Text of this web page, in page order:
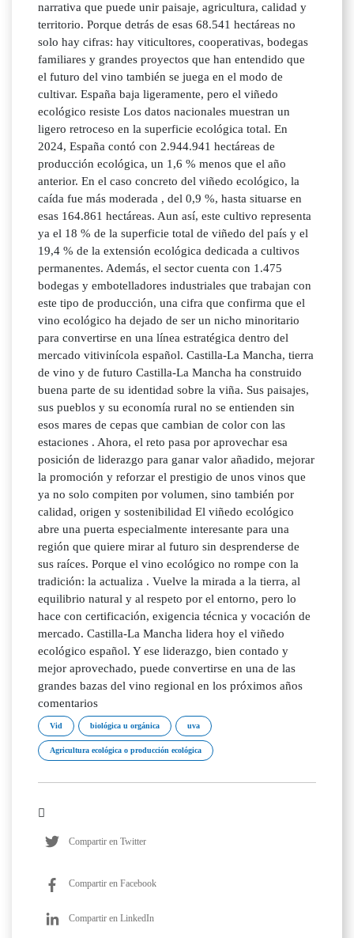
narrativa que puede unir paisaje, agricultura, calidad y
territorio. Porque detrás de esas 68.541 hectáreas no
solo hay cifras: hay viticultores, cooperativas, bodegas
familiares y grandes proyectos que han entendido que
el futuro del vino también se juega en el modo de
cultivar. España baja ligeramente, pero el viñedo
ecológico resiste Los datos nacionales muestran un
ligero retroceso en la superficie ecológica total. En
2024, España contó con 2.944.941 hectáreas de
producción ecológica, un 1,6 % menos que el año
anterior. En el caso concreto del viñedo ecológico, la
caída fue más moderada , del 0,9 %, hasta situarse en
esas 164.861 hectáreas. Aun así, este cultivo representa
ya el 18 % de la superficie total de viñedo del país y el
19,4 % de la extensión ecológica dedicada a cultivos
permanentes. Además, el sector cuenta con 1.475
bodegas y embotelladores industriales que trabajan con
este tipo de producción, una cifra que confirma que el
vino ecológico ha dejado de ser un nicho minoritario
para convertirse en una línea estratégica dentro del
mercado vitivinícola español. Castilla-La Mancha, tierra
de vino y de futuro Castilla-La Mancha ha construido
buena parte de su identidad sobre la viña. Sus paisajes,
sus pueblos y su economía rural no se entienden sin
esos mares de cepas que cambian de color con las
estaciones . Ahora, el reto pasa por aprovechar esa
posición de liderazgo para ganar valor añadido, mejorar
la promoción y reforzar el prestigio de unos vinos que
ya no solo compiten por volumen, sino también por
calidad, origen y sostenibilidad El viñedo ecológico
abre una puerta especialmente interesante para una
región que quiere mirar al futuro sin desprenderse de
sus raíces. Porque el vino ecológico no rompe con la
tradición: la actualiza . Vuelve la mirada a la tierra, al
equilibrio natural y al respeto por el entorno, pero lo
hace con certificación, exigencia técnica y vocación de
mercado. Castilla-La Mancha lidera hoy el viñedo
ecológico español. Y ese liderazgo, bien contado y
mejor aprovechado, puede convertirse en una de las
grandes bazas del vino regional en los próximos años
comentarios
Vid biológica u orgánica uva
Agricultura ecológica o producción ecológica
Compartir en Twitter
Compartir en Facebook
Compartir en LinkedIn